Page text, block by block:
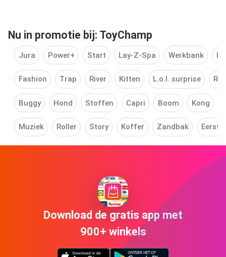
Nu in promotie bij: ToyChamp
Jura Power+ Start Lay-Z-Spa Werkbank
Fashion Trap River Kitten L.o.l. surprise
Buggy Hond Stoffen Capri Boom Kong
Muziek Roller Story Koffer Zandbak Eerste
Download de gratis app met
900+ winkels